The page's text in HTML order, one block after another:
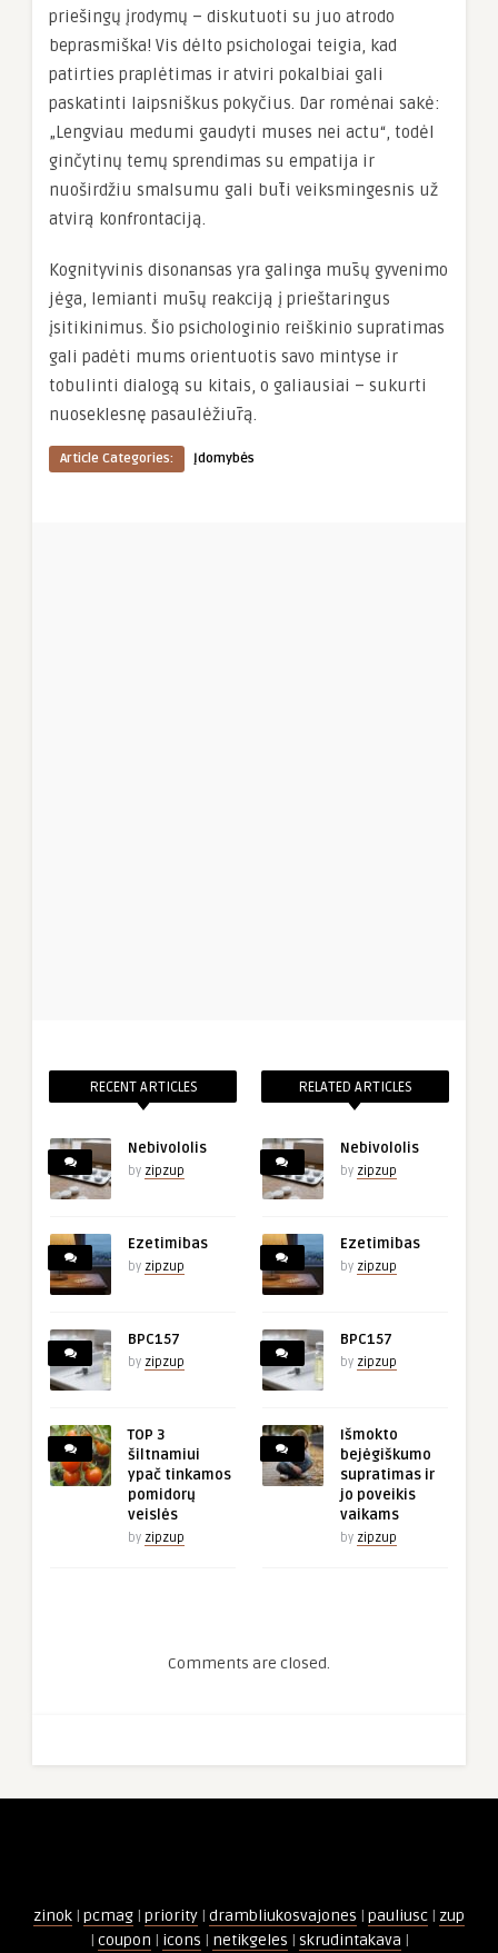
priešingų įrodymų – diskutuoti su juo atrodo
beprasmiška! Vis dėlto psichologai teigia, kad
patirties praplėtimas ir atviri pokalbiai gali
paskatinti laipsniškus pokyčius. Dar romėnai sakė:
„Lengviau medumi gaudyti muses nei actu“, todėl
ginčytinų temų sprendimas su empatija ir
nuoširdžiu smalsumu gali būti veiksmingesnis už
atvirą konfrontaciją.
Kognityvinis disonansas yra galinga mūsų gyvenimo
jėga, lemianti mūsų reakciją į prieštaringus
įsitikinimus. Šio psichologinio reiškinio supratimas
gali padėti mums orientuotis savo mintyse ir
tobulinti dialogą su kitais, o galiausiai – sukurti
nuoseklesnę pasaulėžiūrą.
Article Categories: Įdomybės
RECENT ARTICLES
Nebivololis
by zipzup
Ezetimibas
by zipzup
BPC157
by zipzup
TOP 3
šiltnamiui
ypač tinkamos
pomidorų
veislės
by zipzup
RELATED ARTICLES
Nebivololis
by zipzup
Ezetimibas
by zipzup
BPC157
by zipzup
Išmokto
bejėgiškumo
supratimas ir
jo poveikis
vaikams
by zipzup
Comments are closed.
zinok | pcmag | priority | drambliukosvajones | pauliusc | zup
| coupon | icons | netikgeles | skrudintakava |